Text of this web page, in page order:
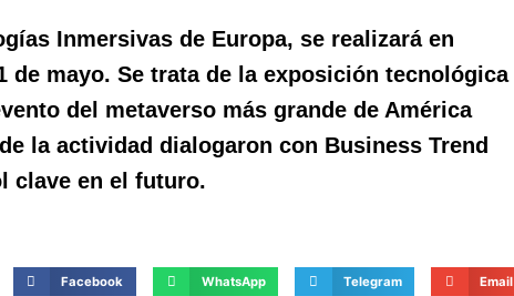
Inmersivas de Europa, se realizará en
de mayo. Se trata de la exposición tecnológica
del metaverso más grande de América
la actividad dialogaron con Business Trend
clave en el futuro.
Facebook WhatsApp Telegram Email